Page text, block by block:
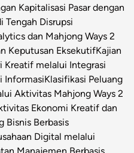
Kapitalisasi Pasar dengan
Tengah Disrupsi
dan Mahjong Ways 2
Keputusan EksekutifKajian
Kreatif melalui Integrasi
InformasiKlasifikasi Peluang
Aktivitas Mahjong Ways 2
Ekonomi Kreatif dan
Bisnis Berbasis
Digital melalui